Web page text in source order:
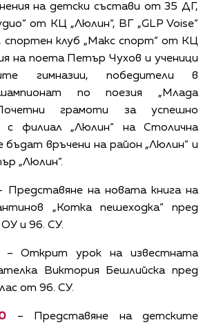
на детски състави от 35 ДГ,
от КЦ „Люлин“, ВГ „GLP Voise“
спортен клуб „Макс спорт“ от КЦ
на поета Петър Чухов и ученици
гимназии, победители в
шампионат по поезия „Млада
грамоти за успешно
с филиал „Люлин“ на Столична
връчени на район „Люлин“ и
„Люлин“.
Представяне на новата книга на
„Котка пешеходка“ пред
и 96. СУ.
Открит урок на известната
Виктория Бешлийска пред
от 96. СУ.
– Представяне на детските